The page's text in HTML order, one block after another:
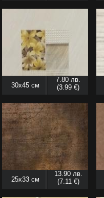
30x45 см
7.80 лв.
(3.99 €)
25x33 см
13.90 лв.
(7.11 €)